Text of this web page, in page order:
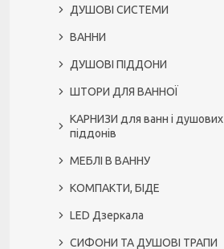
ДУШОВІ СИСТЕМИ
ВАННИ
ДУШОВІ ПІДДОНИ
ШТОРИ ДЛЯ ВАННОЇ
КАРНИЗИ для ванн і душових
піддонів
МЕБЛІ В ВАННУ
КОМПАКТИ, БІДЕ
LED Дзеркала
СИФОНИ ТА ДУШОВІ ТРАПИ